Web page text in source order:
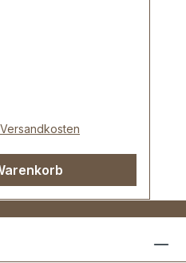
Drahtstärke: 6,5
D-Ring